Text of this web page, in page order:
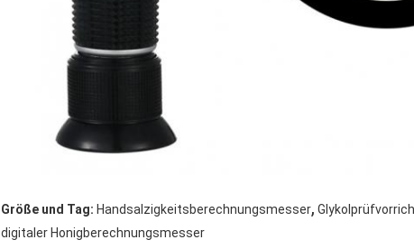
Größe und Tag: Handsalzigkeitsberechnungsmesser,
digitaler Honigberechnungsmesser